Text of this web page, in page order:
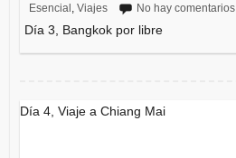
Esencial Viajes No hay comentarios
Día 3, Bangkok por libre
Día 4, Viaje a Chiang Mai